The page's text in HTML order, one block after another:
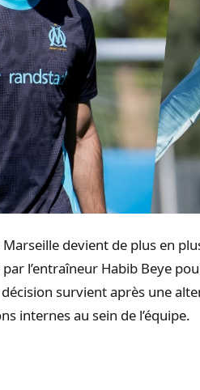
devient de plus en
l’entraîneur Habib Beye
survient après une
internes au sein de l’équipe.